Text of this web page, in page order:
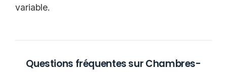
variable.
Questions fréquentes sur Chambres-